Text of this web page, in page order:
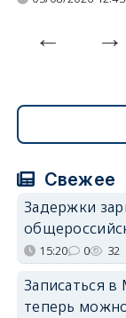
Свежее
Задержки
15:20 0 32
Записаться
теперь